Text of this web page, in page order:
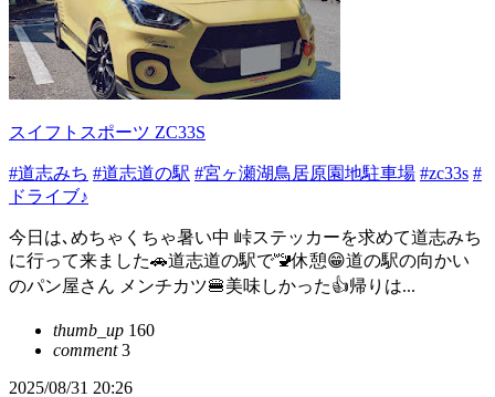
スイフトスポーツ ZC33S
#道志みち #道志道の駅 #宮ヶ瀬湖鳥居原園地駐車場 #zc33s #
ドライブ♪
今日は､めちゃくちゃ暑い中 峠ステッカーを求めて道志みち
に行って来ました🚗道志道の駅で🚾休憩😁道の駅の向かい
のパン屋さん メンチカツ🍔美味しかった👍帰りは...
thumb_up 160
comment3
2025/08/31 20:26